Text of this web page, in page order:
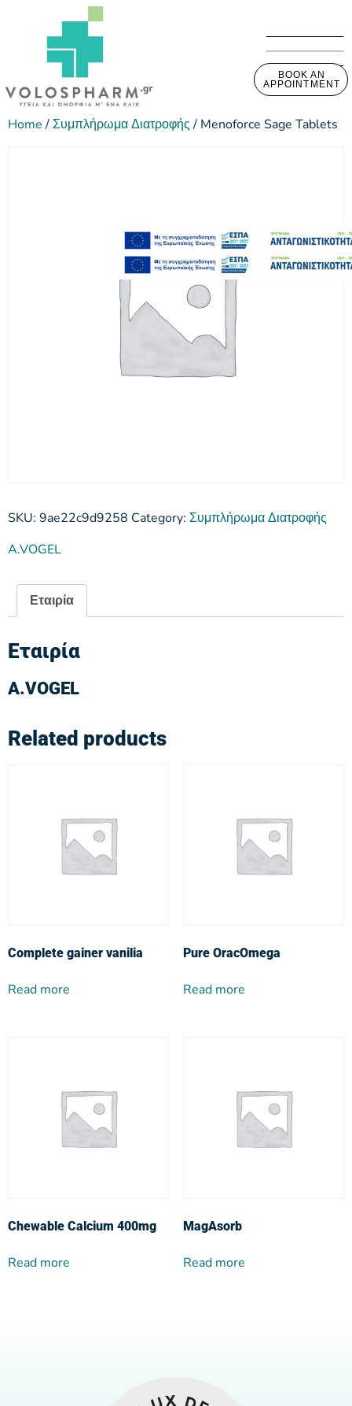
BOOK AN
APPOINTMENT
Home/Συμπλήρωμα Διατροφής/ Menoforce Sage Tablets
SKU: 9ae22c9d9258 Category: Συμπλήρωμα Διατροφής
A.VOGEL
Εταιρία
Εταιρία
A.VOGEL
Related products
Complete gainer vanilia
Read more
Pure OracOmega
Read more
Chewable Calcium 400mg
Read more
MagAsorb
Read more